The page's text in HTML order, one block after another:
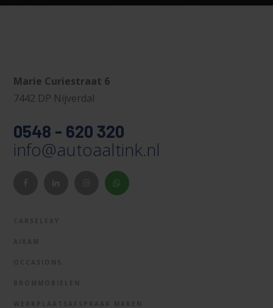
Marie Curiestraat 6
7442 DP Nijverdal
0548 - 620 320
info@autoaaltink.nl